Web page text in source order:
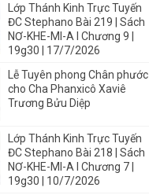
Lớp Thánh Kinh Trực Tuyến
ĐC Stephano Bài 219 | Sách
NƠ-KHE-MI-A I Chương 9 |
19g30 | 17/7/2026
Lễ Tuyên phong Chân phước
cho Cha Phanxicô Xaviê
Trương Bửu Diệp
Lớp Thánh Kinh Trực Tuyến
ĐC Stephano Bài 218 | Sách
NƠ-KHE-MI-A I Chương 7 |
19g30 | 10/7/2026